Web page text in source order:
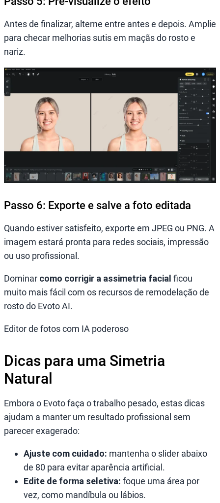
Antes de finalizar, alterne entre antes e depois. Amplie
para checar melhorias sutis em maçãs do rosto e
nariz.
Passo 6: Exporte e salve a foto editada
Quando estiver satisfeito, exporte em JPEG ou PNG. A
imagem estará pronta para redes sociais, impressão
ou uso profissional.
Dominar como corrigir a assimetria facial ficou
muito mais fácil com os recursos de remodelação de
rosto do Evoto AI.
Editor de fotos com IA poderoso
Dicas para uma Simetria
Natural
Embora o Evoto faça o trabalho pesado, estas dicas
ajudam a manter um resultado profissional sem
parecer exagerado:
Ajuste com cuidado: mantenha o slider abaixo
de 80 para evitar aparência artificial.
Edite de forma seletiva: foque uma área por
vez, como mandíbula ou lábios.